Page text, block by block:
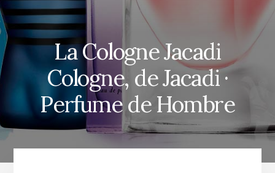
La Cologne Jacadi
Cologne, de Jacadi ·
Perfume de Hombre